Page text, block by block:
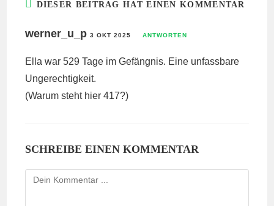
DIESER BEITRAG HAT EINEN KOMMENTAR
werner_u_p3 OKT 2025 ANTWORTEN
Ella war 529 Tage im Gefängnis. Eine unfassbare
Ungerechtigkeit.
(Warum steht hier 417?)
SCHREIBE EINEN KOMMENTAR
Kommentieren